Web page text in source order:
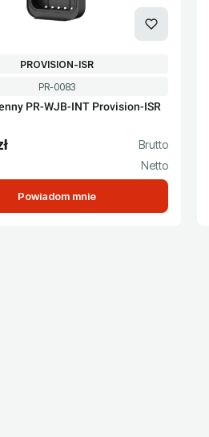
Kod produktu
PR-0083
PR-WJB-INT Provision-ISR
PRODUCENT
PROVISION-ISR
Powiadom mnie